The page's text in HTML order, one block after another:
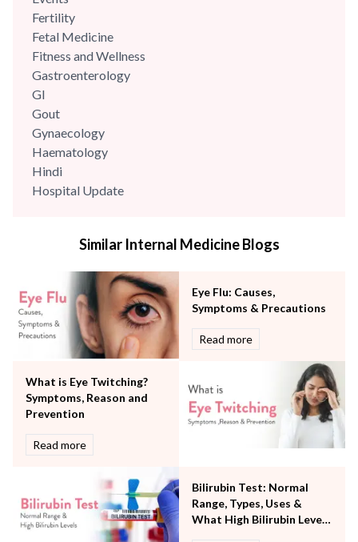
Fertility
Fetal Medicine
Fitness and Wellness
Gastroenterology
GI
Gout
Gynaecology
Haematology
Hindi
Hospital Update
Mental Health
Neonatology & Paediatrics
Nephrology & Dialysis
Neurology
Obstetrics
Orthopaedics
Other Services
Pulmonology
Rheumatology
Robotic Precision
Surgery
The Breast Centre
The Oncology Centre
Urology
Similar Internal Medicine Blogs
Eye Flu: Causes,
Symptoms & Precautions
Read more
What is Eye Twitching?
Symptoms, Reason and
Prevention
Read more
Bilirubin Test: Normal
Range, Types, Uses &
What High Bilirubin Levels